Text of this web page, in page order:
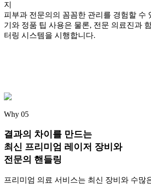
지
피부과 전문의의 꼼꼼한 관리를 경험할 수
기와 정품 팁 사용은 물론, 전문 의료진과
터링 시스템을 시행합니다.
Why 05
결과의 차이를 만드는
최신 프리미엄 레이저 장비 와
전문의 핸들링
프리미엄 의료 서비스는 최신 장비와 수많